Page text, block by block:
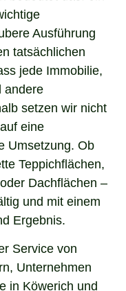
Ausführung
tatsächlichen
jede Immobilie,
andere
setzen wir nicht
eine
Umsetzung. Ob
Teppichflächen,
Dachflächen –
und mit einem
Ergebnis.
Service von
Unternehmen
in Köwerich und